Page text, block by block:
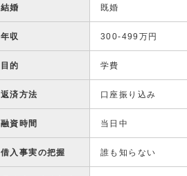
結婚 既婚
年収 300-499万円
目的 学費
返済方法 口座振り込み
融資時間 当日中
借入事実の把握 誰も知らない